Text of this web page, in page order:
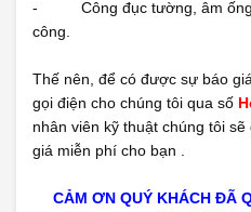
- Công đục tường, âm ống
công.
Thế nên, để có được sự báo
gọi điện cho chúng tôi qua số
nhân viên kỹ thuật chúng tôi
giá miễn phí cho bạn .
CẢM ƠN QUÝ KHÁCH ĐÃ